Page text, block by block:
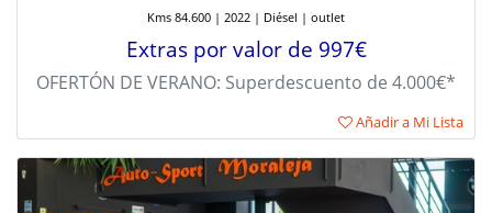
Kms 84.600 | 2022 | Diésel | outlet
Extras por valor de 997€
OFERTÓN DE VERANO: Superdescuento de 4.000€*
Añadir a Mi Lista